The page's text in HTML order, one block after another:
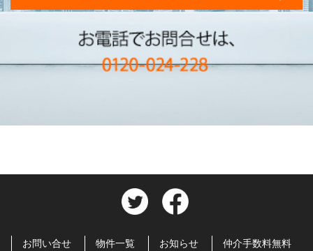
お問い合せ 物件一覧 お知らせ 仲介手数料無料